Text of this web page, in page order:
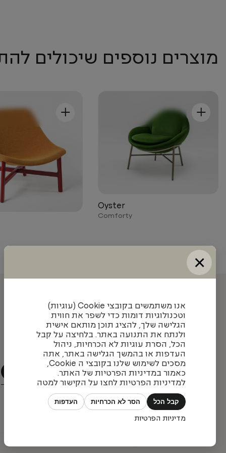
מוצרים נוספים שיכולים
+
Oyster
Comforty
+
עדכונים והשראה מאיתנו
הצטרפו לניוזלטר שלנו כדי להתעדכן בעיצובים חדשים,
פרויקטים מעניינים ומגמות בתחום
כל הזכויות שמורות © פיטרו ריהוט משרדי 2026
×
אנו משתמשים בקובצי Cookie (עוגיות)
וטכנולוגיות דומות כדי לשפר את חווית
הגלישה שלך, להציג תוכן מותאם אישית
ולנתח את התנועה באתר. בלחיצה על קבל
הכל, הסרת עוגיות לא הכרחיות, ניהול
העדפות או בהמשך הגלישה באתר, אתה
מסכים לשימוש שלנו בקובצי ה Cookie,
כאמור במדיניות הפרטיות של האתר.
למדיניות הפרטיות לחצו על הקישור למטה
קבל הכל הסר לא הכרחיות העדפות
מדיניות הפרטיות